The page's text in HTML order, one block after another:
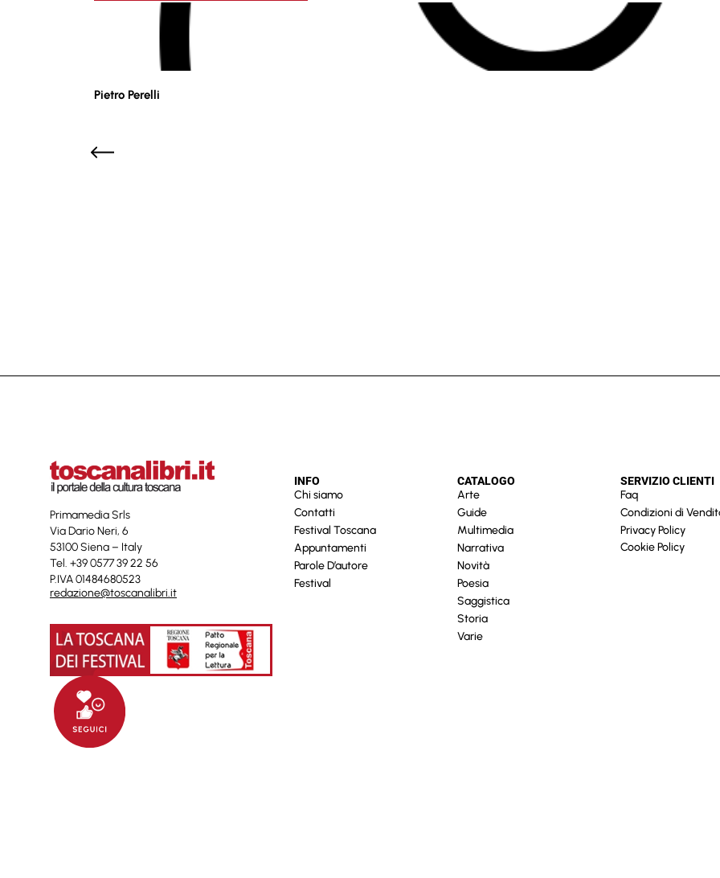
Pietro Perelli
Primamedia Srls
Via Dario Neri, 6
53100 Siena – Italy
Tel. +39 0577 39 22 56
P.IVA 01484680523
redazione@toscanalibri.it
INFO
Chi siamo
Contatti
Festival Toscana
Appuntamenti
Parole D’autore
Festival
CATALOGO
Arte
Guide
Multimedia
Narrativa
Novità
Poesia
Saggistica
Storia
Varie
SERVIZIO CLIENTI
Faq
Condizioni di
Privacy Policy
Cookie Policy